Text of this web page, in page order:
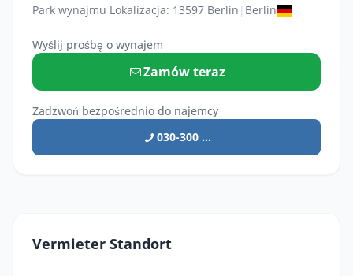
Park wynajmu Lokalizacja: 13597 Berlin | Berlin
Wyślij prośbę o wynajem
Zamów teraz
Zadzwoń bezpośrednio do najemcy
030-300 ...
Vermieter Standort